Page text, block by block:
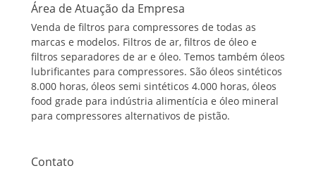
Área de Atuação da Empresa
Venda de filtros para compressores de todas as
marcas e modelos. Filtros de ar, filtros de óleo e
filtros separadores de ar e óleo. Temos também óleos
lubrificantes para compressores. São óleos sintéticos
8.000 horas, óleos semi sintéticos 4.000 horas, óleos
food grade para indústria alimentícia e óleo mineral
para compressores alternativos de pistão.
Contato